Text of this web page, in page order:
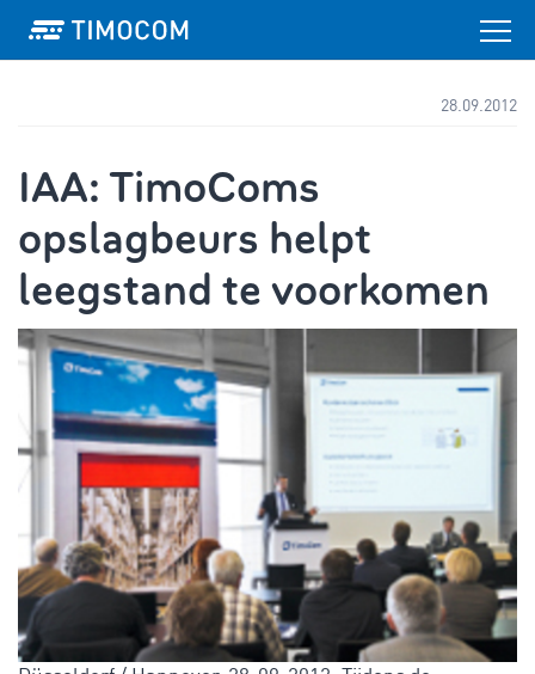
28.09.2012
IAA: TimoComs
opslagbeurs helpt
leegstand te voorkomen